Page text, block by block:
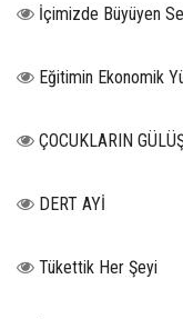
İçimizde Büyüyen
Eğitimin Ekonomik
ÇOCUKLARIN
DERT AYİ
Tükettik Her Şeyi